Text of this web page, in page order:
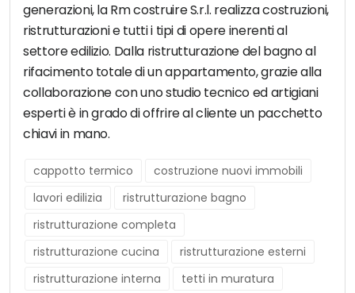
generazioni, la Rm costruire S.r.l. realizza costruzioni,
ristrutturazioni e tutti i tipi di opere inerenti al
settore edilizio. Dalla ristrutturazione del bagno al
rifacimento totale di un appartamento, grazie alla
collaborazione con uno studio tecnico ed artigiani
esperti è in grado di offrire al cliente un pacchetto
chiavi in mano.
cappotto termico
costruzione nuovi immobili
lavori edilizia
ristrutturazione bagno
ristrutturazione completa
ristrutturazione cucina
ristrutturazione esterni
ristrutturazione interna
tetti in muratura